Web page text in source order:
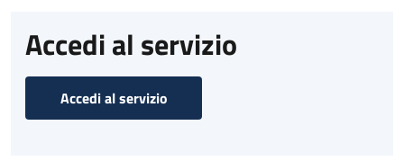
Accedi al servizio
Accedi al servizio